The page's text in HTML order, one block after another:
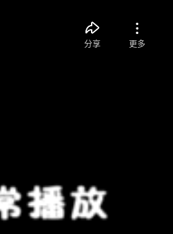
分享 更多